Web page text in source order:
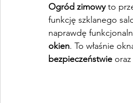
Ogród zimowy to
funkcję szklanego
naprawdę
okien. To właśnie
bezpieczeństwie oraz